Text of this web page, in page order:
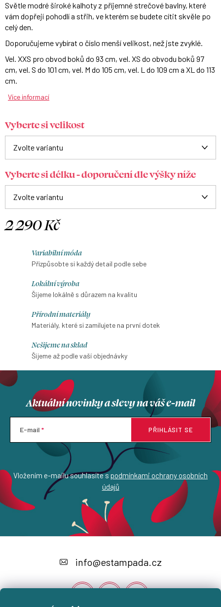
Světle modré široké kalhoty z příjemné strečové bavlny, které
vám dopřejí pohodlí a střih, ve kterém se budete cítit skvěle po
celý den.
Doporučujeme vybírat o číslo menší velikost, než jste zvyklé.
Vel. XXS pro obvod boků do 93 cm, vel. XS do obvodu boků 97
cm, vel. S do 101 cm, vel. M do 105 cm, vel. L do 109 cm a XL do 113
cm.
Více informací
Vyberte si velikost
Vyberte si délku - doporučení dle výšky níže
2 290 Kč
Variabilní móda
Přizpůsobte si každý detail podle sebe
Lokální výroba
Šijeme lokálně s důrazem na kvalitu
Přírodní materiály
Materiály, které si zamilujete na první dotek
Nešijeme na sklad
Šijeme až podle vaší objednávky
Aktuální novinky a slevy na váš e-mail
E-mail
Vložením e-mailu souhlasíte s podmínkami ochrany osobních
údajů
PŘIHLÁSIT SE
a
info@estampada.cz